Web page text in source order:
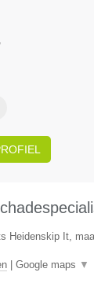
Heidenskip It,
| Google maps ▼